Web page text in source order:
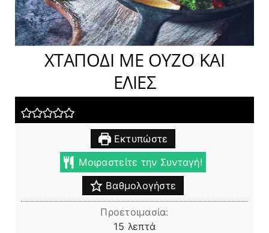
ΧΤΑΠΟΔΙ ΜΕ ΟΥΖΟ ΚΑΙ
ΕΛΙΕΣ
Εκτυπώστε
Μοιραστείτε την Συνταγή!
Βαθμολογήστε
Προετοιμασία:
15 λεπτά
λεπτά